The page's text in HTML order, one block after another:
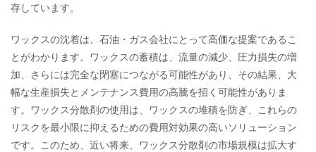
存しています。
ワックスの沈着は、石油・ガス会社にとって高価な提案であるこ
とがわかります。ワックスの蓄積は、流量の減少、圧力損失の増
加、さらには完全な閉塞につながる可能性があり、その結果、大
幅な生産損失とメンテナンス費用の高騰を招く可能性がありま
す。ワックス分散剤の使用は、ワックスの堆積を防ぎ、これらの
リスクを最小限に抑えるための費用対効果の高いソリューション
です。このため、近い将来、ワックス分散剤の市場規模は拡大す